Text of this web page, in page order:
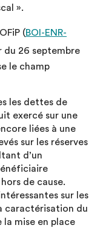
».
(BOI-ENR-
du 26 septembre
le champ
les dettes de
exercé sur une
liées à une
sur les réserves
d’un
de cause.
sur les
caractérisation du
mise en place